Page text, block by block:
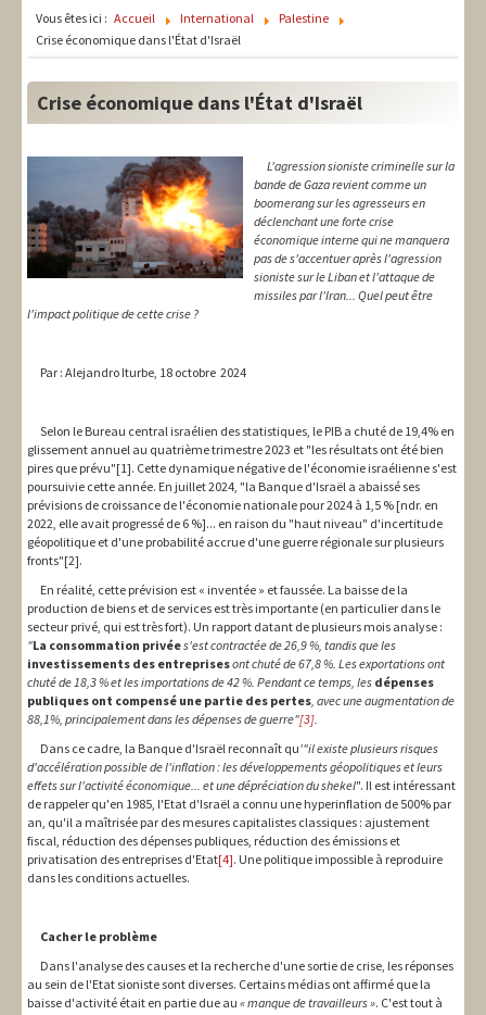
Europe
International
Syndical
Vous êtes ici : Accueil International
Palestine
Crise économique dans l'État d'Israël
Crise économique dans l'État d'Israël
L'agression sioniste criminelle sur la
bande de Gaza revient comme un
boomerang sur les agresseurs en
déclenchant une forte crise
économique interne qui ne manquera
pas de s'accentuer après l'agression
sioniste sur le Liban et l'attaque de
missiles par l'Iran... Quel peut être
l'impact politique de cette crise ?
Par : Alejandro Iturbe, 18 octobre 2024
Selon le Bureau central israélien des statistiques, le PIB a chuté de 19,4% en
glissement annuel au quatrième trimestre 2023 et "les résultats ont été bien
pires que prévu"[1]. Cette dynamique négative de l'économie israélienne s'est
poursuivie cette année. En juillet 2024, "la Banque d'Israël a abaissé ses
prévisions de croissance de l'économie nationale pour 2024 à 1,5 % [ndr. en
2022, elle avait progressé de 6 %]... en raison du "haut niveau" d'incertitude
géopolitique et d'une probabilité accrue d'une guerre régionale sur plusieurs
fronts"[2].
En réalité, cette prévision est « inventée » et faussée. La baisse de la
production de biens et de services est très importante (en particulier dans le
secteur privé, qui est très fort). Un rapport datant de plusieurs mois analyse :
"La consommation privées'est contractée de 26,9 %, tandis que les
investissements des entreprisesont chuté de 67,8 %. Les exportations ont
chuté de 18,3 % et les importations de 42 %. Pendant ce temps, les dépenses
publiques ont compensé une partie des pertes, avec une augmentation de
88,1%, principalement dans les dépenses de guerre"[3].
Dans ce cadre, la Banque d'Israël reconnaît qu'"il existe plusieurs risques
d'accélération possible de l'inflation : les développements géopolitiques et leurs
effets sur l'activité économique... et une dépréciation du shekel". Il est intéressant
de rappeler qu'en 1985, l'Etat d'Israël a connu une hyperinflation de 500% par
an, qu'il a maîtrisée par des mesures capitalistes classiques : ajustement
fiscal, réduction des dépenses publiques, réduction des émissions et
privatisation des entreprises d'Etat[4]. Une politique impossible à reproduire
dans les conditions actuelles.
Cacher le problème
Dans l'analyse des causes et la recherche d'une sortie de crise, les réponses
au sein de l'Etat sioniste sont diverses. Certains médias ont affirmé que la
baisse d'activité était en partie due au « manque de travailleurs ». C'est tout à